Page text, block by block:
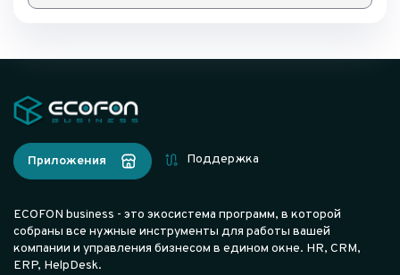
Приложения Поддержка
ECOFON business - это экосистема программ, в которой
собраны все нужные инструменты для работы вашей
компании и управления бизнесом в едином окне. HR, CRM,
ERP, HelpDesk.